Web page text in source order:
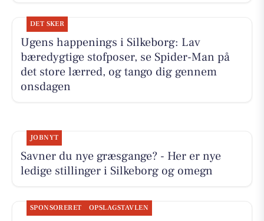
DET SKER
Ugens happenings i Silkeborg: Lav
bæredygtige stofposer, se Spider-Man på
det store lærred, og tango dig gennem
onsdagen
JOBNYT
Savner du nye græsgange? - Her er nye
ledige stillinger i Silkeborg og omegn
SPONSORERET OPSLAGSTAVLEN